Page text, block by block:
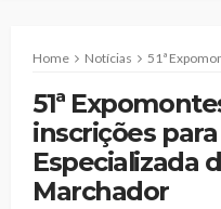
Home Notícias 51ª Expomontes –
51ª
inscrições
Especializada
Marchador